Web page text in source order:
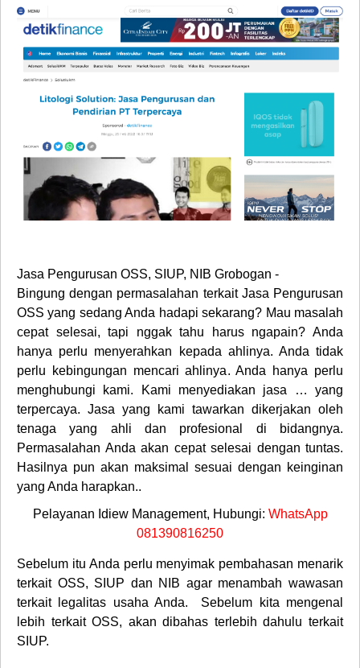
Jasa Pengurusan OSS, SIUP, NIB Grobogan -
Bingung dengan permasalahan terkait Jasa Pengurusan
OSS yang sedang Anda hadapi sekarang? Mau masalah
cepat selesai, tapi nggak tahu harus ngapain? Anda
hanya perlu menyerahkan kepada ahlinya. Anda tidak
perlu kebingungan mencari ahlinya. Anda hanya perlu
menghubungi kami. Kami menyediakan jasa … yang
terpercaya. Jasa yang kami tawarkan dikerjakan oleh
tenaga yang ahli dan profesional di bidangnya.
Permasalahan Anda akan cepat selesai dengan tuntas.
Hasilnya pun akan maksimal sesuai dengan keinginan
yang Anda harapkan..
Pelayanan Idiew Management, Hubungi: WhatsApp
081390816250
Sebelum itu Anda perlu menyimak pembahasan menarik
terkait OSS, SIUP dan NIB agar menambah wawasan
terkait legalitas usaha Anda. Sebelum kita mengenal
lebih terkait OSS, akan dibahas terlebih dahulu terkait
SIUP.